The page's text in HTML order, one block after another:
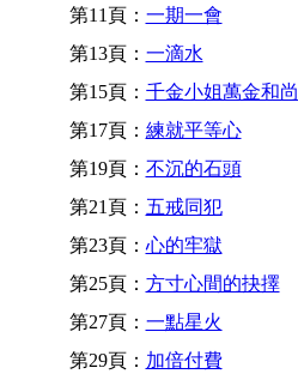
第11頁： 一期一會
第13頁： 一滴水
第15頁： 千金小姐萬金和尚
第17頁： 練就平等心
第19頁： 不沉的石頭
第21頁： 五戒同犯
第23頁： 心的牢獄
第25頁： 方寸心間的抉擇
第27頁： 一點星火
第29頁： 加倍付費